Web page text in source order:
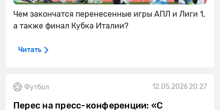
Чем закончатся перенесенные игры АПЛ и Лиги 1,
а также финал Кубка Италии?
Читать
Футбол 12.05.2026 20:27
Перес на пресс-конференции: «С